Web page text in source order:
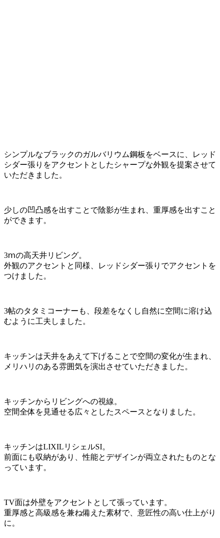
シンプルなブラックのガルバリウム鋼板をベースに、レッド
シダー張りをアクセントとしたシャープな外観を提案させて
いただきました。
少しの凹凸感を出すことで陰影が生まれ、重厚感を出すこと
ができます。
3ⅿの高天井リビング。
外観のアクセントと同様、レッドシダー張りでアクセントを
つけました。
3帖のタタミコーナーも、段差をなくし自然に空間に溶け込
むように工夫しました。
キッチンは天井をあえて下げることで空間の変化が生まれ、
メリハリのある雰囲気を演出させていただきました。
キッチンからリビングへの視線。
空間全体を見通せる広々としたスペースとなりました。
キッチンはLIXILリシェルSI。
前面にも収納があり、性能とデザインが両立されたものとな
っています。
TV面は外壁をアクセントとして張っています。
重厚感と高級感を兼ね備えた素材で、意匠性の高い仕上がり
に。